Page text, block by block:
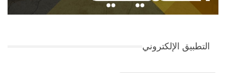
التطبيق الإلكتروني